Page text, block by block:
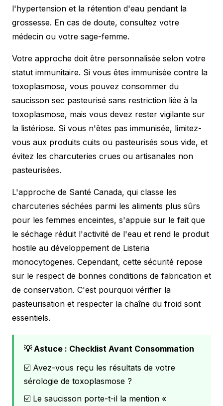
l'hypertension et la rétention d'eau pendant la
grossesse. En cas de doute, consultez votre
médecin ou votre sage-femme.
Votre approche doit être personnalisée selon votre
statut immunitaire. Si vous êtes immunisée contre la
toxoplasmose, vous pouvez consommer du
saucisson sec pasteurisé sans restriction liée à la
toxoplasmose, mais vous devez rester vigilante sur
la listériose. Si vous n'êtes pas immunisée, limitez-
vous aux produits cuits ou pasteurisés sous vide, et
évitez les charcuteries crues ou artisanales non
pasteurisées.
L'approche de Santé Canada, qui classe les
charcuteries séchées parmi les aliments plus sûrs
pour les femmes enceintes, s'appuie sur le fait que
le séchage réduit l'activité de l'eau et rend le produit
hostile au développement de Listeria
monocytogenes. Cependant, cette sécurité repose
sur le respect de bonnes conditions de fabrication et
de conservation. C'est pourquoi vérifier la
pasteurisation et respecter la chaîne du froid sont
essentiels.
💡 Astuce : Checklist Avant Consommation
☑️ Avez-vous reçu les résultats de votre
sérologie de toxoplasmose ?
☑️ Le saucisson porte-t-il la mention «